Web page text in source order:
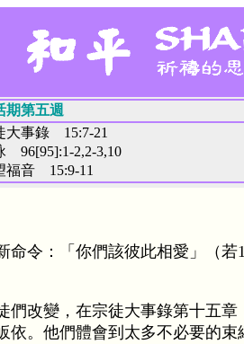
期第五週
大事錄 15:7-21
96[95]:1-2,2-3,10
福音 15:9-11
命令：「你們該彼此相愛」（
們改變，在宗徒大事錄第十五
依。他們體會到太多不必要的